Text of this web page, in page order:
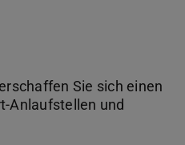
Sie sich einen
Anlaufstellen und